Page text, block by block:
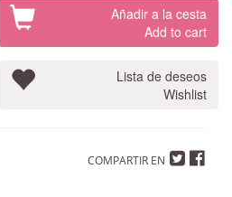
Añadir a la cesta
Add to cart
Lista de deseos
Wishlist
COMPARTIR EN